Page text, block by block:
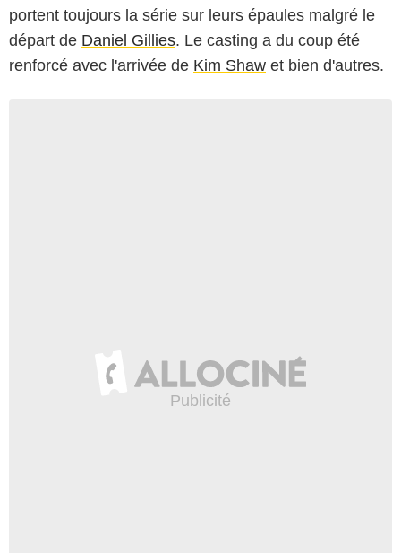
portent toujours la série sur leurs épaules malgré le
départ de Daniel Gillies. Le casting a du coup été
renforcé avec l'arrivée de Kim Shaw et bien d'autres.